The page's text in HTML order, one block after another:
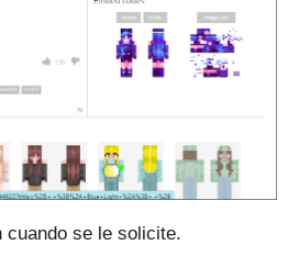
cuando se le solicite.